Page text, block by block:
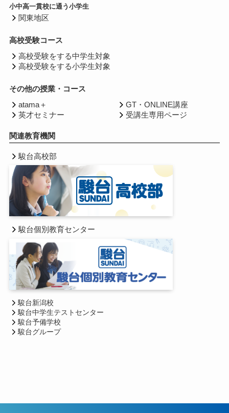
小中高一貫校に通う小学生
関東地区
高校受験コース
高校受験をする中学生対象
高校受験をする小学生対象
その他の授業・コース
atama＋
英才セミナー
GT・ONLINE講座
受講生専用ページ
関連教育機関
駿台高校部
駿台個別教育センター
駿台新潟校
駿台中学生テストセンター
駿台予備学校
駿台グループ